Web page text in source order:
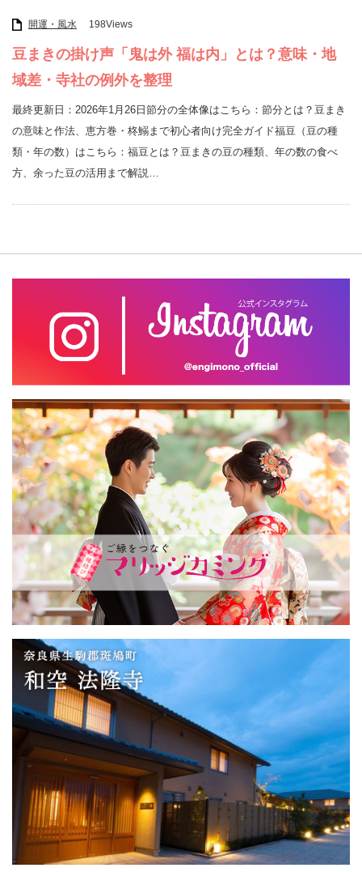
開運・風水 198Views
豆まきの掛け声「鬼は外 福は内」とは？意味・地
域差・寺社の例外を整理
最終更新日：2026年1月26日節分の全体像はこちら：節分とは？豆まき
の意味と作法、恵方巻・柊鰯まで初心者向け完全ガイド福豆（豆の種
類・年の数）はこちら：福豆とは？豆まきの豆の種類、年の数の食べ
方、余った豆の活用まで解説…